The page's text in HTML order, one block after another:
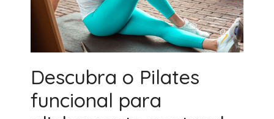
Descubra o Pilates
funcional para